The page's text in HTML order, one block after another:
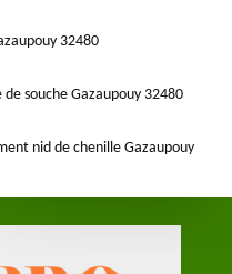
32480
souche Gazaupouy 32480
nid de chenille Gazaupouy